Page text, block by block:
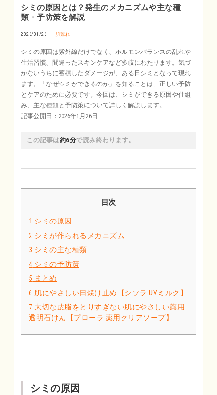
シミの原因とは？発生のメカニズムや主な種
類・予防策を解説
2026/01/26 肌荒れ
シミの原因は紫外線だけでなく、ホルモンバランスの乱れや
生活習慣、間違ったスキンケアなど多岐にわたります。気づ
かないうちに蓄積したダメージが、ある日シミとなって現れ
ます。「なぜシミができるのか」を知ることは、正しい予防
とケアのために必要です。今回は、シミができる原因や仕組
み、主な種類と予防策について詳しく解説します。
記事公開日：2026年1月26日
この記事は約6分で読み終わります。
目次
1 シミの原因
2 シミが作られるメカニズム
3 シミの主な種類
4 シミの予防策
5 まとめ
6 肌にやさしい日焼け止め【シソラ UVミルク】
7 大切な皮脂をとりすぎない肌にやさしい薬用
透明石けん【プローラ 薬用クリアソープ】
シミの原因